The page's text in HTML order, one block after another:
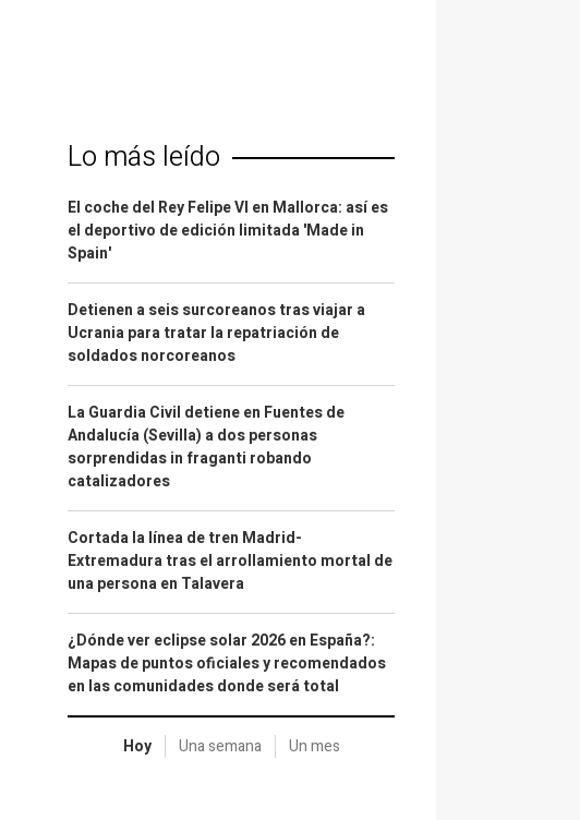
Lo más leído
El coche del Rey Felipe VI en Mallorca: así es
el deportivo de edición limitada 'Made in
Spain'
Detienen a seis surcoreanos tras viajar a
Ucrania para tratar la repatriación de
soldados norcoreanos
La Guardia Civil detiene en Fuentes de
Andalucía (Sevilla) a dos personas
sorprendidas in fraganti robando
catalizadores
Cortada la línea de tren Madrid-
Extremadura tras el arrollamiento mortal de
una persona en Talavera
¿Dónde ver eclipse solar 2026 en España?:
Mapas de puntos oficiales y recomendados
en las comunidades donde será total
Hoy Una semana Un mes